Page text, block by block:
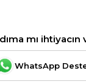
mı ihtiyacın
WhatsApp